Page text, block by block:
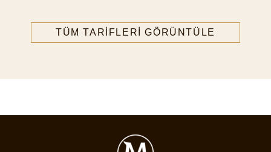
TÜM TARIFLERI GÖRÜNTÜLE